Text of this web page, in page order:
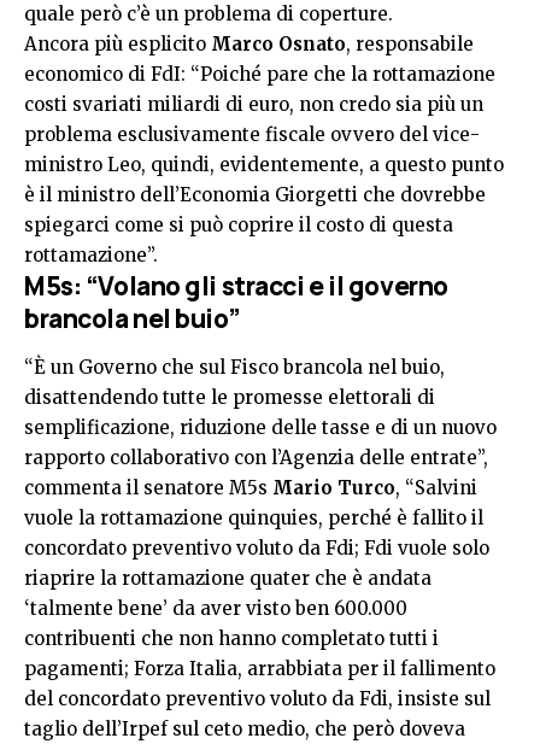
quale però c’è un problema di coperture.
Ancora più esplicito Marco Osnato, responsabile
economico di FdI: “Poiché pare che la rottamazione
costi svariati miliardi di euro, non credo sia più un
problema esclusivamente fiscale ovvero del vice-
ministro Leo, quindi, evidentemente, a questo punto
è il ministro dell’Economia Giorgetti che dovrebbe
spiegarci come si può coprire il costo di questa
rottamazione”.
M5s: “Volano gli stracci e il governo
brancola nel buio”
“È un Governo che sul Fisco brancola nel buio,
disattendendo tutte le promesse elettorali di
semplificazione, riduzione delle tasse e di un nuovo
rapporto collaborativo con l’Agenzia delle entrate”,
commenta il senatore M5s Mario Turco, “Salvini
vuole la rottamazione quinquies, perché è fallito il
concordato preventivo voluto da Fdi; Fdi vuole solo
riaprire la rottamazione quater che è andata
‘talmente bene’ da aver visto ben 600.000
contribuenti che non hanno completato tutti i
pagamenti; Forza Italia, arrabbiata per il fallimento
del concordato preventivo voluto da Fdi, insiste sul
taglio dell’Irpef sul ceto medio, che però doveva